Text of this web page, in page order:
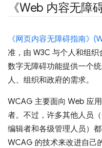
《Web 内容无障
《网页内容无障碍指南》
准，由 W3C 与个人和组
数字无障碍功能提供一个
人、组织和政府的需求。
WCAG 主要面向 Web 应
者。不过，许多其他人员
编辑者和各级管理人员）
WCAG 的技术来改进自己